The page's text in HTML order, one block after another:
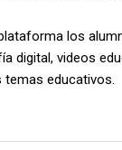
los
digital, videos
temas educativos.